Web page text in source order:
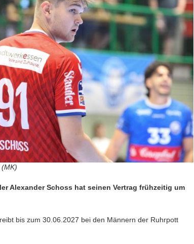
Alexander Schoss hat seinen Vertrag frühzeitig um
bis zum 30.06.2027 bei den Männern der Ruhrpott